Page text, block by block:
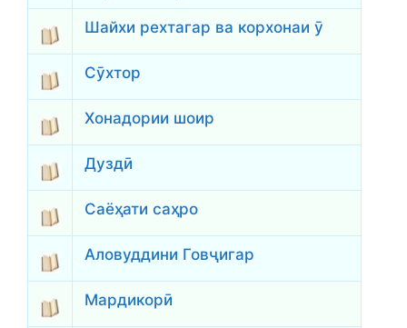
Шайхи рехтагар ва корхонаи ӯ
Сӯхтор
Хонадории шоир
Дуздӣ
Саёҳати саҳро
Аловуддини Говҷигар
Мардикорӣ